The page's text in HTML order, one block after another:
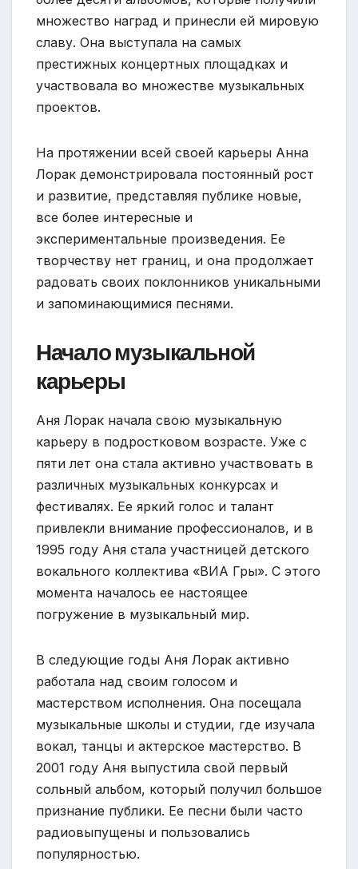
множество наград и принесли ей мировую
славу. Она выступала на самых
престижных концертных площадках и
участвовала во множестве музыкальных
проектов.
На протяжении всей своей карьеры Анна
Лорак демонстрировала постоянный рост
и развитие, представляя публике новые,
все более интересные и
экспериментальные произведения. Ее
творчеству нет границ, и она продолжает
радовать своих поклонников уникальными
и запоминающимися песнями.
Начало музыкальной
карьеры
Аня Лорак начала свою музыкальную
карьеру в подростковом возрасте. Уже с
пяти лет она стала активно участвовать в
различных музыкальных конкурсах и
фестивалях. Ее яркий голос и талант
привлекли внимание профессионалов, и в
1995 году Аня стала участницей детского
вокального коллектива «ВИА Гры». С этого
момента началось ее настоящее
погружение в музыкальный мир.
В следующие годы Аня Лорак активно
работала над своим голосом и
мастерством исполнения. Она посещала
музыкальные школы и студии, где изучала
вокал, танцы и актерское мастерство. В
2001 году Аня выпустила свой первый
сольный альбом, который получил большое
признание публики. Ее песни были часто
радиовыпущены и пользовались
популярностью.